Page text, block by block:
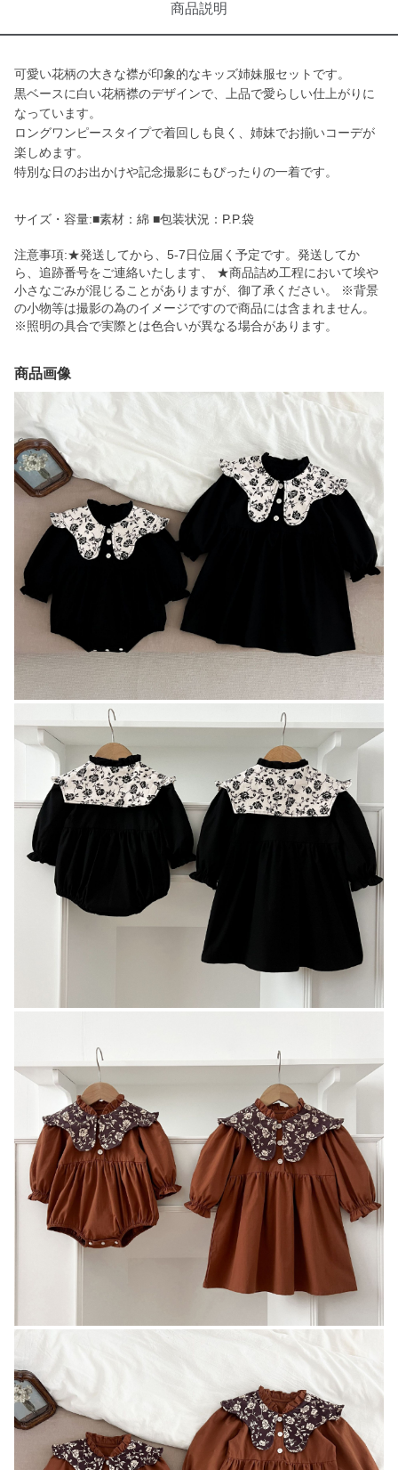
商品説明
可愛い花柄の大きな襟が印象的なキッズ姉妹服セットです。
黒ベースに白い花柄襟のデザインで、上品で愛らしい仕上がりに
なっています。
ロングワンピースタイプで着回しも良く、姉妹でお揃いコーデが
楽しめます。
特別な日のお出かけや記念撮影にもぴったりの一着です。
サイズ・容量:■素材：綿 ■包装状況：P.P.袋
注意事項:★発送してから、5-7日位届く予定です。発送してか
ら、追跡番号をご連絡いたします、 ★商品詰め工程において埃や
小さなごみが混じることがありますが、御了承ください。 ※背景
の小物等は撮影の為のイメージですので商品には含まれません。
※照明の具合で実際とは色合いが異なる場合があります。
商品画像